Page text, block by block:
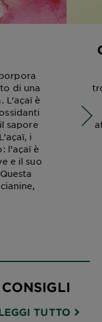
di una
è
sapore
i
l’açaï è
e il suo
2
TUTTO